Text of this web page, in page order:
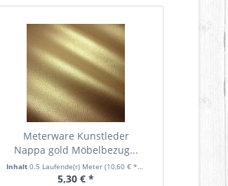
Meterware Kunstleder
Nappa gold Möbelbezug...
Inhalt0.5 Laufende(r) Meter(10,60 € * / 1 Laufende(r) Meter)
5,30 € *